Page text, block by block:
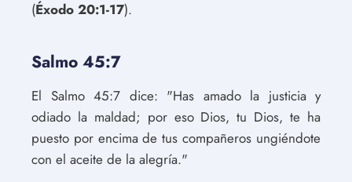
(Éxodo 20:1-17).
Salmo 45:7
El Salmo 45:7 dice: "Has amado la justicia y
odiado la maldad; por eso Dios, tu Dios, te ha
puesto por encima de tus compañeros ungiéndote
con el aceite de la alegría."